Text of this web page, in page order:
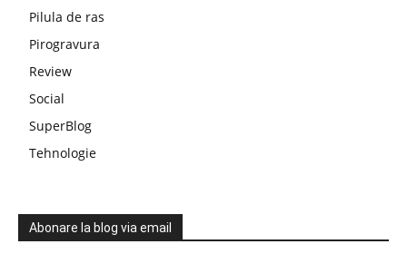
Pilula de ras
Pirogravura
Review
Social
SuperBlog
Tehnologie
Abonare la blog via email